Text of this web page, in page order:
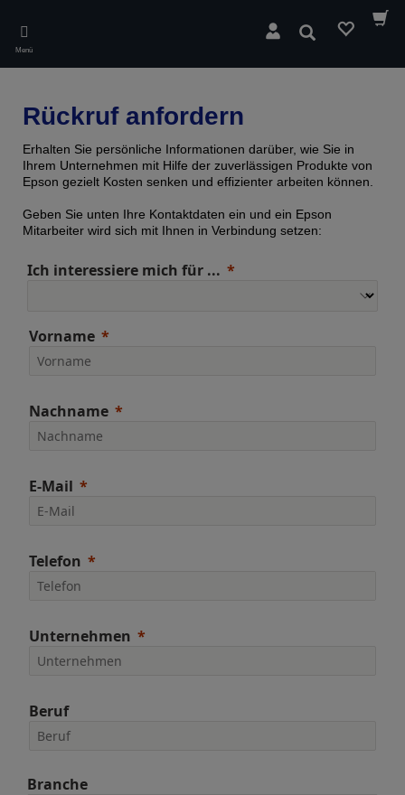
main
content
Menü
Suchen
Rückruf anfordern
Erhalten Sie persönliche Informationen darüber, wie Sie in
Ihrem Unternehmen mit Hilfe der zuverlässigen Produkte von
Epson gezielt Kosten senken und effizienter arbeiten können.
Geben Sie unten Ihre Kontaktdaten ein und ein Epson
Mitarbeiter wird sich mit Ihnen in Verbindung setzen:
Ich interessiere mich für ...
Vorname
Nachname
E-Mail
Telefon
Unternehmen
Beruf
Branche